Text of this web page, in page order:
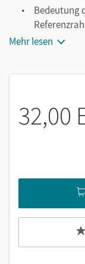
Bedeutung
Weitere Themen
lerntheoretische
auf die
praktizierende
Mehr lesen
32,00